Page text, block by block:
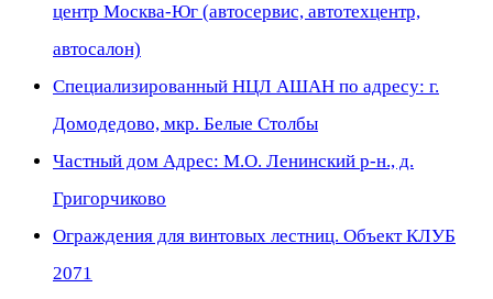
центр Москва-Юг (автосервис, автотехцентр,
автосалон)
Специализированный НЦЛ АШАН по адресу: г.
Домодедово, мкр. Белые Столбы
Частный дом Адрес: М.О. Ленинский р-н., д.
Григорчиково
Ограждения для винтовых лестниц. Объект КЛУБ
2071